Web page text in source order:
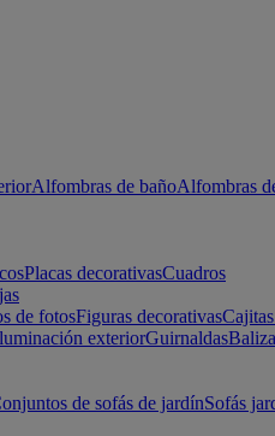
Alfombras de bañoAlfombras
Placas decorativasCuadros
de fotosFiguras decorativas
exteriorGuirnaldas
de sofás de jardínSofás